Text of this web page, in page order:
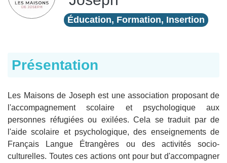
Éducation, Formation, Insertion
Présentation
Les Maisons de Joseph est une association proposant de
l'accompagnement scolaire et psychologique aux
personnes réfugiées ou exilées. Cela se traduit par de
l'aide scolaire et psychologique, des enseignements de
Français Langue Étrangères ou des activités socio-
culturelles. Toutes ces actions ont pour but d'accompagner